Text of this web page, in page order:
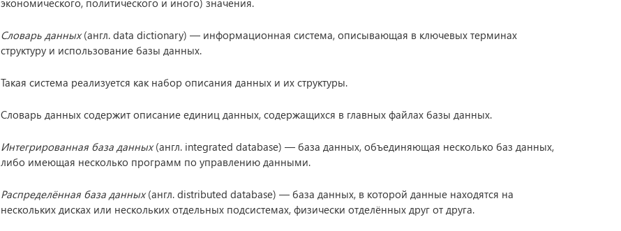
экономического, политического и иного) значения.
Словарь данных(англ. data dictionary) — информационная система, описывающая в ключевых терминах
структуру и использование базы данных.
Такая система реализуется как набор описания данных и их структуры.
Словарь данных содержит описание единиц данных, содержащихся в главных файлах базы данных.
Интегрированная база данных(англ. integrated database) — база данных, объединяющая несколько баз данных,
либо имеющая несколько программ по управлению данными.
Распределённая база данных(англ. distributed database) — база данных, в которой данные находятся на
нескольких дисках или нескольких отдельных подсистемах, физически отделённых друг от друга.